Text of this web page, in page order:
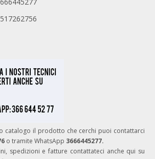
catalogo il prodotto che cerchi puoi contattarci
o tramite WhatsApp 3666445277.
spedizioni e fatture contattateci anche qui su